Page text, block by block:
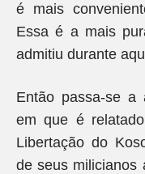
é mais
Essa é a mais
admitiu durante
Então passa-se a
em que é
Libertação do
de seus milicianos